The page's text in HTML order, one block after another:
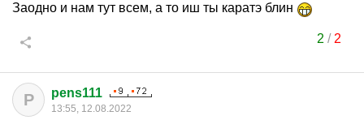
Заодно и нам тут всем, а то иш ты каратэ блин
2 / 2
P pens111
13:55, 12.08.2022